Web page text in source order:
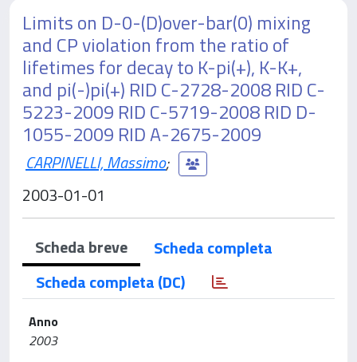
Limits on D-0-(D)over-bar(0) mixing
and CP violation from the ratio of
lifetimes for decay to K-pi(+), K-K+,
and pi(-)pi(+) RID C-2728-2008 RID C-
5223-2009 RID C-5719-2008 RID D-
1055-2009 RID A-2675-2009
CARPINELLI, Massimo;
2003-01-01
Scheda breve
Scheda completa
Scheda completa (DC)
Anno
2003